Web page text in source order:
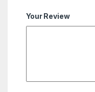
Your Review